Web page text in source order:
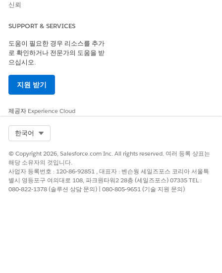
신뢰
SUPPORT & SERVICES
도움이 필요한 경우 리소스를 추가
로 확인하거나 전문가의 도움을 받
으십시오.
지원 받기
제공자 Experience Cloud
한국어
© Copyright 2026, Salesforce.com Inc. All rights reserved. 여러 등록 상표는
해당 소유자의 것입니다.
사업자 등록번호 : 120-86-92851 , 대표자 : 벤슨웡 세일즈포스 코리아 서울특
별시 영등포구 여의대로 108, 파크원타워2 28층 (세일즈포스) 07335 TEL :
080-822-1378 (솔루션 상담 문의) | 080-805-9651 (기술 지원 문의)